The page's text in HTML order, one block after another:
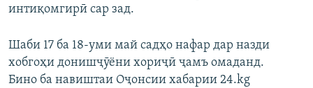
интиқомгирӣ сар зад.
Шаби 17 ба 18-уми май садҳо нафар дар назди
хобгоҳи донишҷӯёни хориҷӣ ҷамъ омаданд.
Бино ба навиштаи Оҷонсии хабарии 24.kg